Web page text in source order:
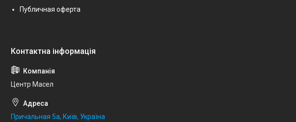
Публичная оферта
Центр Масел
Причальная 5а, Київ, Україна